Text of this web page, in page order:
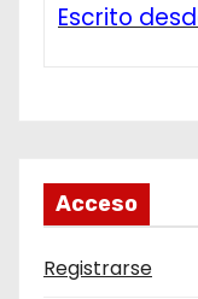
Escrito
Acceso
Registrarse